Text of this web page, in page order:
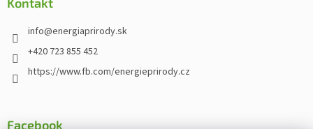
info@energiaprirody.sk
+420 723 855 452
https://www.fb.com/energieprirody.cz
Facebook